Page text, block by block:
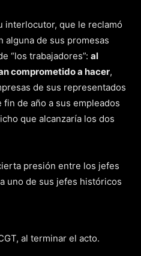
interlocutor, que le reclamó
alguna de sus promesas
“los trabajadores”: al
comprometido a hacer,
de sus representados
fin de año a sus empleados
que alcanzaría los dos
presión entre los jefes
uno de sus jefes históricos
al terminar el acto.